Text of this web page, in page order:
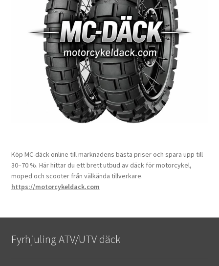
Köp MC-däck online till marknadens bästa priser och spara upp till
30–70 %. Här hittar du ett brett utbud av däck för motorcykel,
moped och scooter från välkända tillverkare.
https://motorcykeldack.com
Fyrhjuling ATV/UTV däck